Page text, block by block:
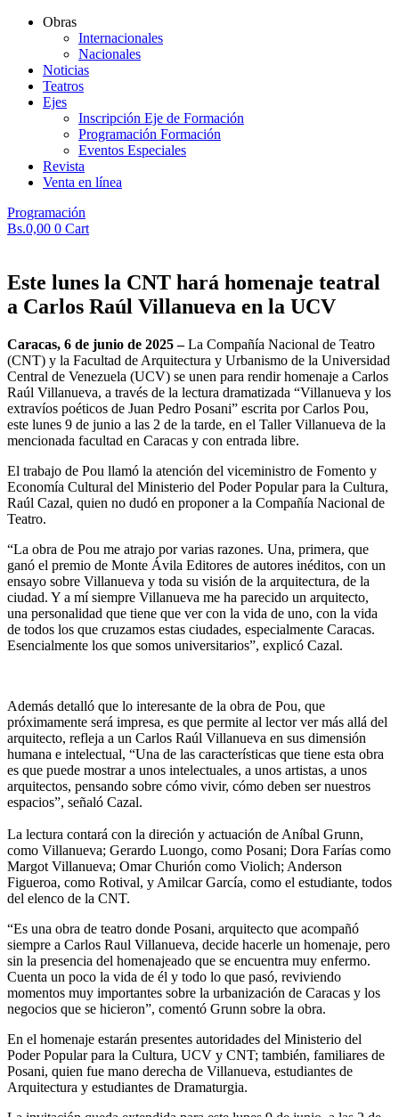
Obras
Internacionales
Nacionales
Noticias
Teatros
Ejes
Inscripción Eje de Formación
Programación Formación
Eventos Especiales
Revista
Venta en línea
Programación
Bs.0,00 0 Cart
Este lunes la CNT hará homenaje teatral
a Carlos Raúl Villanueva en la UCV
Caracas, 6 de junio de 2025 –La Compañía Nacional de Teatro
(CNT) y la Facultad de Arquitectura y Urbanismo de la Universidad
Central de Venezuela (UCV) se unen para rendir homenaje a Carlos
Raúl Villanueva, a través de la lectura dramatizada “Villanueva y los
extravíos poéticos de Juan Pedro Posani” escrita por Carlos Pou,
este lunes 9 de junio a las 2 de la tarde, en el Taller Villanueva de la
mencionada facultad en Caracas y con entrada libre.
El trabajo de Pou llamó la atención del viceministro de Fomento y
Economía Cultural del Ministerio del Poder Popular para la Cultura,
Raúl Cazal, quien no dudó en proponer a la Compañía Nacional de
Teatro.
“La obra de Pou me atrajo por varias razones. Una, primera, que
ganó el premio de Monte Ávila Editores de autores inéditos, con un
ensayo sobre Villanueva y toda su visión de la arquitectura, de la
ciudad. Y a mí siempre Villanueva me ha parecido un arquitecto,
una personalidad que tiene que ver con la vida de uno, con la vida
de todos los que cruzamos estas ciudades, especialmente Caracas.
Esencialmente los que somos universitarios”, explicó Cazal.
Además detalló que lo interesante de la obra de Pou, que
próximamente será impresa, es que permite al lector ver más allá del
arquitecto, refleja a un Carlos Raúl Villanueva en sus dimensión
humana e intelectual, “Una de las características que tiene esta obra
es que puede mostrar a unos intelectuales, a unos artistas, a unos
arquitectos, pensando sobre cómo vivir, cómo deben ser nuestros
espacios”, señaló Cazal.
La lectura contará con la direción y actuación de Aníbal Grunn,
como Villanueva; Gerardo Luongo, como Posani; Dora Farías como
Margot Villanueva; Omar Churión como Violich; Anderson
Figueroa, como Rotival, y Amilcar García, como el estudiante, todos
del elenco de la CNT.
“Es una obra de teatro donde Posani, arquitecto que acompañó
siempre a Carlos Raul Villanueva, decide hacerle un homenaje, pero
sin la presencia del homenajeado que se encuentra muy enfermo.
Cuenta un poco la vida de él y todo lo que pasó, reviviendo
momentos muy importantes sobre la urbanización de Caracas y los
negocios que se hicieron”, comentó Grunn sobre la obra.
En el homenaje estarán presentes autoridades del Ministerio del
Poder Popular para la Cultura, UCV y CNT; también, familiares de
Posani, quien fue mano derecha de Villanueva, estudiantes de
Arquitectura y estudiantes de Dramaturgia.